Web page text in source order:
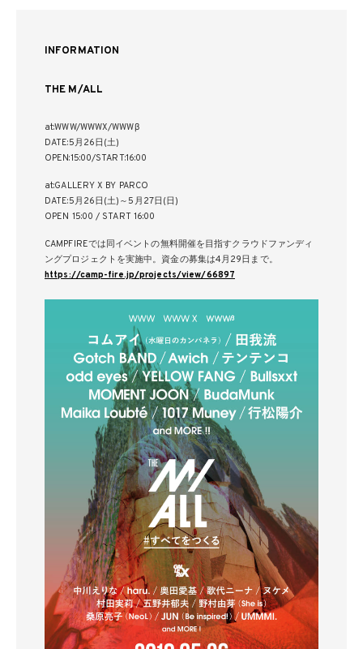
INFORMATION
THE M/ALL
at:WWW/WWWX/WWWβ
DATE:5月26日(土)
OPEN:15:00/START:16:00
at:GALLERY X BY PARCO
DATE:5月26日(土)～5月27日(日)
OPEN 15:00 / START 16:00
CAMPFIREでは同イベントの無料開催を目指すクラウドファンディ
ングプロジェクトを実施中。資金の募集は4月29日まで。
https://camp-fire.jp/projects/view/66897